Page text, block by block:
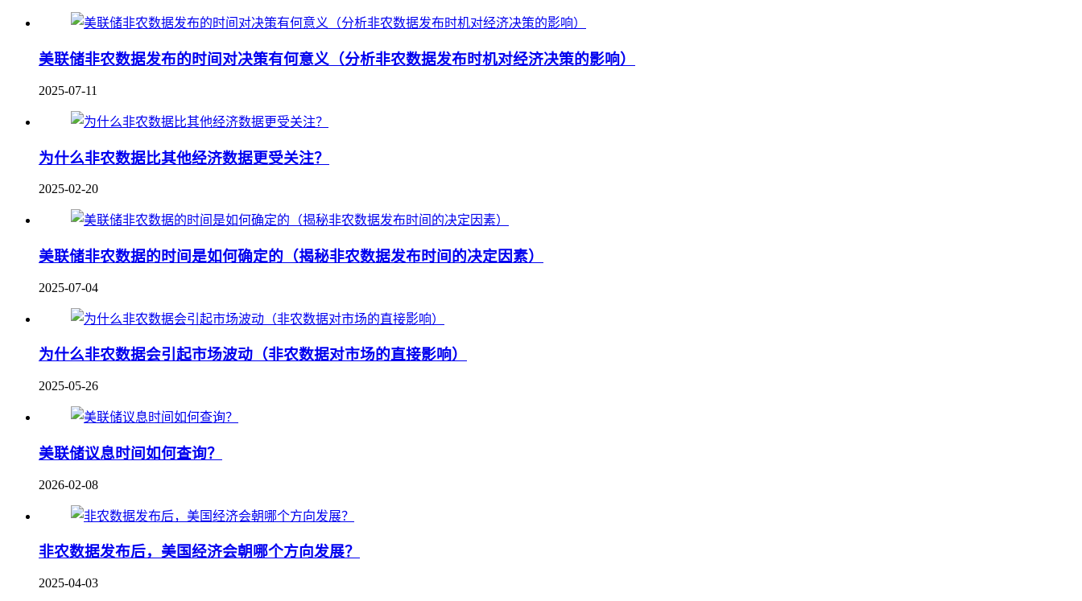
美联储非农数据发布的时间对决策有何意义（分析非农数据发布时机对经济决策的影响）
2025-07-11
为什么非农数据比其他经济数据更受关注？
2025-02-20
美联储非农数据的时间是如何确定的（揭秘非农数据发布时间的决定因素）
2025-07-04
为什么非农数据会引起市场波动（非农数据对市场的直接影响）
2025-05-26
美联储议息时间如何查询？
2026-02-08
非农数据发布后，美国经济会朝哪个方向发展？
2025-04-03